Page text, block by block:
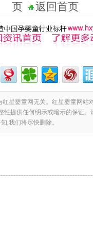
页
返回首页
星婴童网无关。红星婴童网站
性提供任何明示或暗示的保证
,我们将尽快删除。